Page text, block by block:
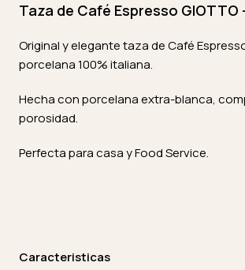
Taza de Café Espresso GIOTTO
Original y elegante taza de Café
porcelana 100% italiana.
Hecha con porcelana extra-blanca,
porosidad.
Perfecta para casa y Food Service.
Caracteristicas